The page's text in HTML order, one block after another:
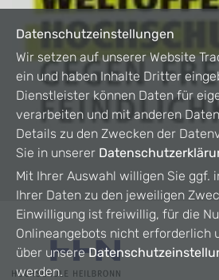
Datenschutzeinstellungen
Wir setzen auf unserer Website
ein und haben Inhalte Dritter
Dienstleister können Daten für
verarbeiten und mit anderen
Details zu den Zwecken der
Sie in unserer
Mit Ihrer Auswahl willigen Sie ggf.
Ihrer Daten zu den jeweiligen
Einwilligung ist freiwillig, für die
Onlineangebots nicht erforderlich
über unsere
werden.